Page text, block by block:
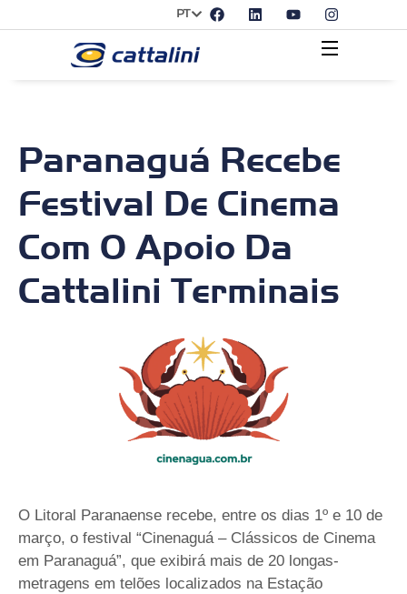
PT
Paranaguá Recebe
Festival De Cinema
Com O Apoio Da
Cattalini Terminais
O Litoral Paranaense recebe, entre os dias 1º e 10 de
março, o festival “Cinenaguá – Clássicos de Cinema
em Paranaguá”, que exibirá mais de 20 longas-
metragens em telões localizados na Estação